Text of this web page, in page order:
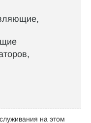
на этом